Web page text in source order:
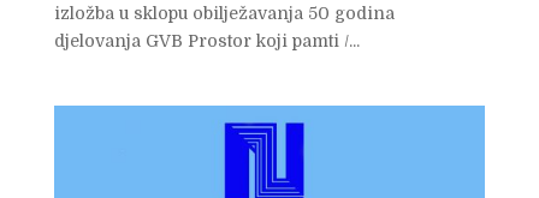
izložba u sklopu obilježavanja 50 godina
djelovanja GVB Prostor koji pamti /...